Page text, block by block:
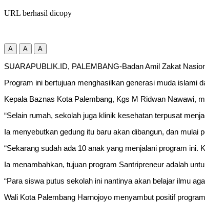
URL berhasil dicopy
A A A
SUARAPUBLIK.ID, PALEMBANG-Badan Amil Zakat
Program ini bertujuan menghasilkan generasi muda islami
Kepala Baznas Kota Palembang, Kgs M Ridwan Nawawi,
“Selain rumah, sekolah juga klinik kesehatan terpusat
Ia menyebutkan gedung itu baru akan dibangun, dan mulai
“Sekarang sudah ada 10 anak yang menjalani program
Ia menambahkan, tujuan program Santripreneur adalah
“Para siswa putus sekolah ini nantinya akan belajar ilmu
Wali Kota Palembang Harnojoyo menyambut positif